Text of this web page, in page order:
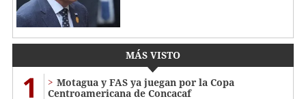
MÁS VISTO
1
Motagua y FAS ya juegan por la Copa
Centroamericana de Concacaf